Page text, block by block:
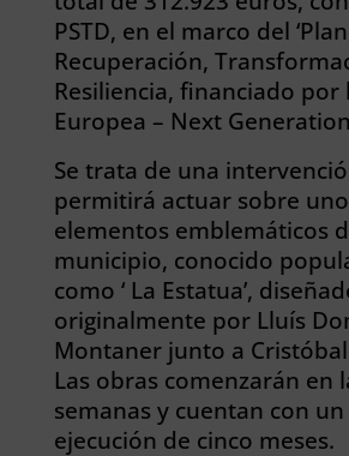
PSTD, en el marco del
Recuperación,
Resiliencia, financiado por
Europea – Next
Se trata de una
permitirá actuar sobre
elementos emblemáticos
municipio, conocido
como ‘ La Estatua’,
originalmente por Lluís
Montaner junto a Cristóbal
Las obras comenzarán en
semanas y cuentan con
ejecución de cinco meses.